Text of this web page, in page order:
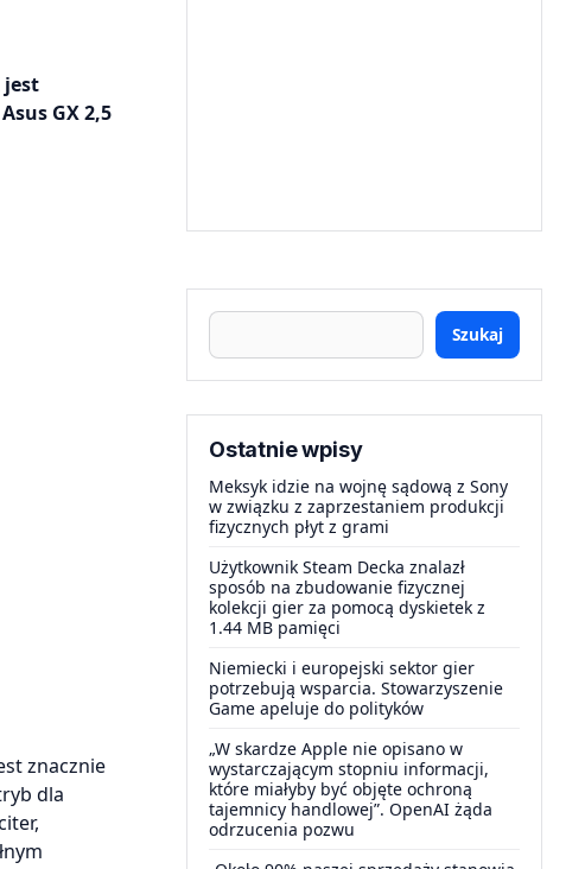
jest
GX 2,5
znacznie
dla
Szukaj
Ostatnie wpisy
Meksyk idzie na wojnę sądową z Sony
w związku z zaprzestaniem produkcji
fizycznych płyt z grami
Użytkownik Steam Decka znalazł
sposób na zbudowanie fizycznej
kolekcji gier za pomocą dyskietek z
1.44 MB pamięci
Niemiecki i europejski sektor gier
potrzebują wsparcia. Stowarzyszenie
Game apeluje do polityków
„W skardze Apple nie opisano w
wystarczającym stopniu informacji,
które miałyby być objęte ochroną
tajemnicy handlowej”. OpenAI żąda
odrzucenia pozwu